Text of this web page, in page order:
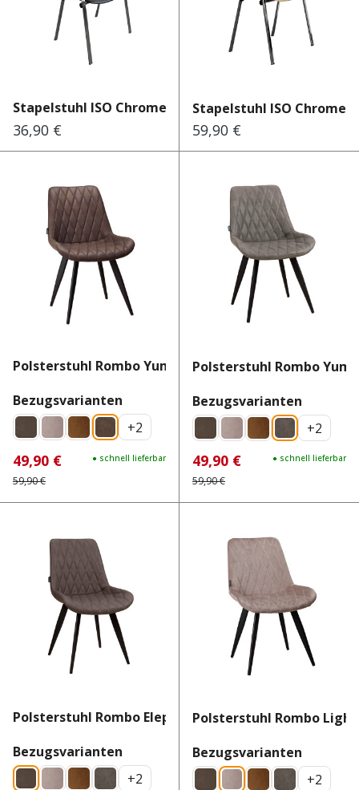
Stapelstuhl ISO Chrome Schwarz
Regulärer Preis:
36,90 €
Stapelstuhl ISO Chrome
Regulärer Preis:
59,90 €
Polsterstuhl Rombo Yuma 47
Bezugsvarianten auswählen
+2
Verkaufspreis:
49,90 €
Regulärer Preis:
59,90 €
● schnell lieferbar
Polsterstuhl Rombo
Bezugsvarianten
+2
Verkaufspreis:
49,90 €
Regulärer Preis:
59,90 €
● schnell lieferbar
Polsterstuhl Rombo Elephant
Bezugsvarianten auswählen
+2
Polsterstuhl Rombo
Bezugsvarianten
+2